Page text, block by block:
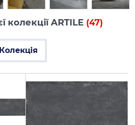
колекції ARTILE (47)